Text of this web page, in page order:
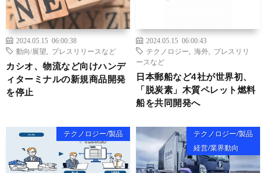
2024.05.15 06:00:38
動向/展望
プレスリリースなど
カシオ、物流など向けハンデ
ィターミナルの新規商品開発
を停止
2024.05.15 06:00:43
テクノロジー
海外
プレスリリ
ースなど
日本郵船など4社が世界初、
「脱炭素」木質ペレット燃料
船を共同開発へ
テクノロジー/製品
テクノロジー/製品
経営/業界動向